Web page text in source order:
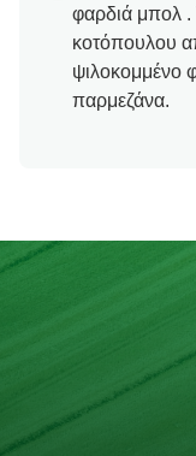
φαρδιά μπολ .
κοτόπουλου
ψιλοκομμένο
παρμεζάνα.